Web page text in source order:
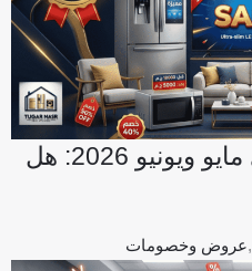
مجلة عروض المرشدي مايو ويونيو 2026: هل
,عروض وخصومات